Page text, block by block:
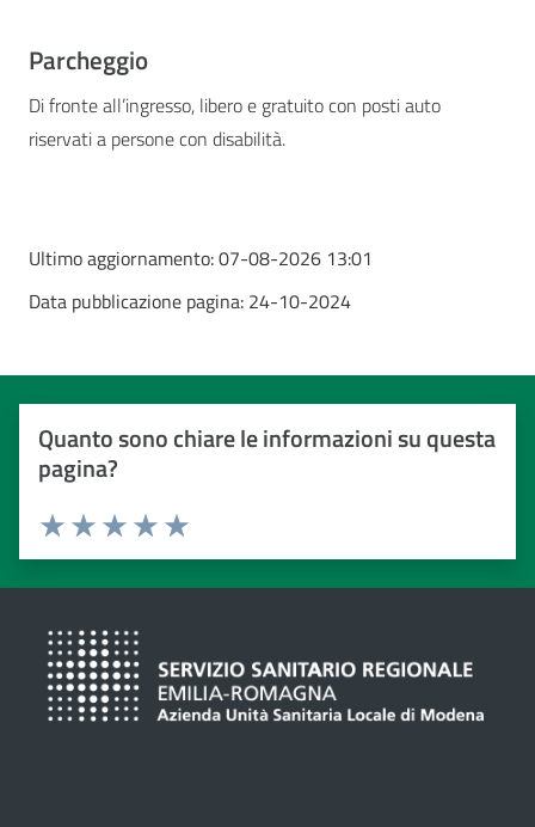
Parcheggio
Di fronte all’ingresso, libero e gratuito con posti auto
riservati a persone con disabilità.
Ultimo aggiornamento:07-08-2026 13:01
Data pubblicazione pagina: 24-10-2024
Quanto sono chiare le informazioni su questa
pagina?
Valuta da 1 a 5 stelle
Valuta 5 stelle su 5
Valuta 4 stelle su 5
Valuta 3 stelle su 5
Valuta 2 stelle su 5
Valuta 1 stelle su 5